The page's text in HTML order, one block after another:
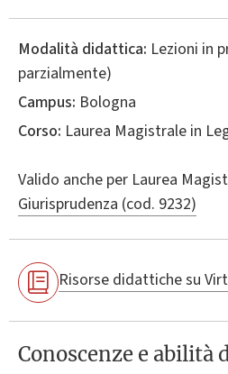
Modalità didattica: Lezioni in
parzialmente)
Campus: Bologna
Corso: Laurea Magistrale in
Valido anche per Laurea
Giurisprudenza (cod. 9232)
Risorse didattiche su
Conoscenze e abilità